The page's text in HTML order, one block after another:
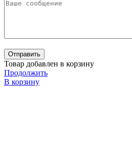
Товар добавлен в корзину
Продолжить
В корзину